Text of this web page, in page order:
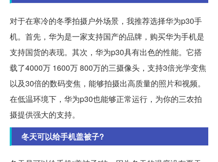
对于在寒冷的冬季拍摄户外场景，我推荐选择华为p30手
机。首先，华为是一家支持国产的品牌，购买华为手机是
支持国货的表现。其次，华为p30具有出色的性能。它搭
载了4000万 1600万 800万的三摄像头，支持3倍光学变焦
以及30倍的数码变焦，能够拍摄出高质量的照片和视频。
在低温环境下，华为p30也能够正常运行，为你的三农拍
摄提供强大的支持。
冬天可以给手机盖被子?